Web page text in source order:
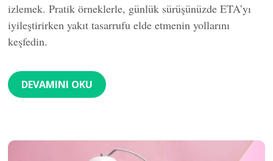
izlemek. Pratik örneklerle, günlük sürüşünüzde ETA’yı
iyileştirirken yakıt tasarrufu elde etmenin yollarını
keşfedin.
DEVAMINI OKU